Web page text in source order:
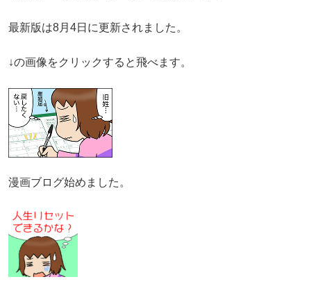
最新版は8月4日に更新されました。
↓の画像をクリックすると飛べます。
漫画ブログ始めました。